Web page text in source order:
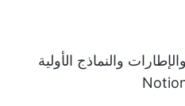
والنماذج الأولية